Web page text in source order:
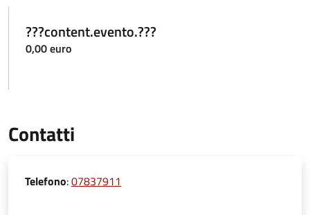
???content.evento.???
0,00 euro
Contatti
Telefono:07837911